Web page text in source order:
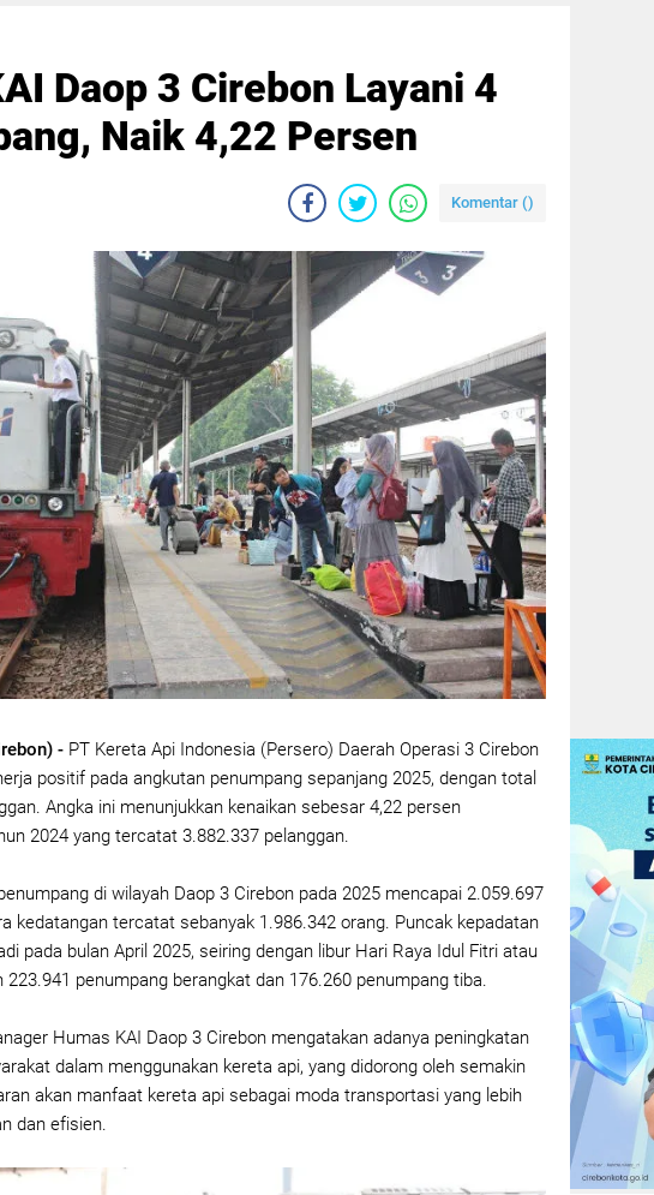
Daop 3 Cirebon Layani 4
Naik 4,22 Persen
Komentar ()
- PT Kereta Api Indonesia (Persero) Daerah Operasi 3 Cirebon
positif pada angkutan penumpang sepanjang 2025, dengan total
Angka ini menunjukkan kenaikan sebesar 4,22 persen
2024 yang tercatat 3.882.337 pelanggan.
di wilayah Daop 3 Cirebon pada 2025 mencapai 2.059.697
kedatangan tercatat sebanyak 1.986.342 orang. Puncak kepadatan
pada bulan April 2025, seiring dengan libur Hari Raya Idul Fitri atau
223.941 penumpang berangkat dan 176.260 penumpang tiba.
Humas KAI Daop 3 Cirebon mengatakan adanya peningkatan
dalam menggunakan kereta api, yang didorong oleh semakin
akan manfaat kereta api sebagai moda transportasi yang lebih
dan efisien.